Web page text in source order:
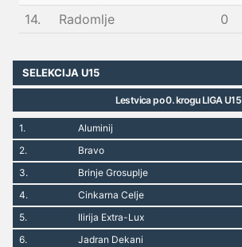
14.
Radomlje 0
SELEKCIJA U15
Lestvica po 0. krogu LIGA U15
1. Aluminij
2.
Bravo
3.
Brinje Grosuplje
4.
Cinkarna Celje
5.
Ilirija Extra-Lux
6.
Jadran Dekani